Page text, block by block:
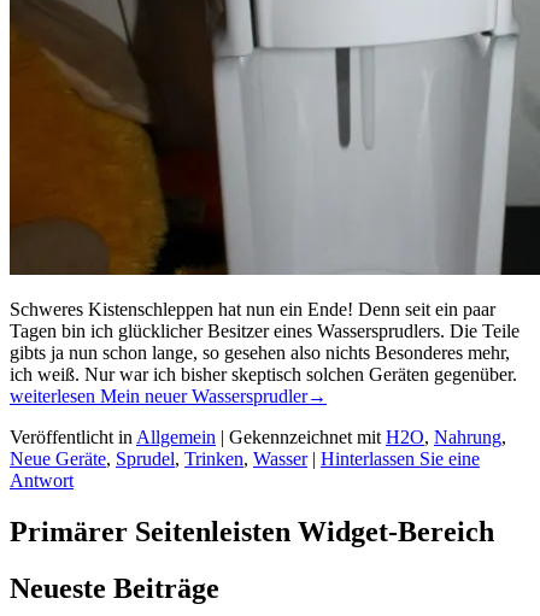
Schweres Kistenschleppen hat nun ein Ende! Denn seit ein paar
Tagen bin ich glücklicher Besitzer eines Wassersprudlers. Die Teile
gibts ja nun schon lange, so gesehen also nichts Besonderes mehr,
ich weiß. Nur war ich bisher skeptisch solchen Geräten gegenüber.
weiterlesen Mein neuer Wassersprudler→
Veröffentlicht in Allgemein | Gekennzeichnet mit H2O, Nahrung,
Neue Geräte, Sprudel, Trinken, Wasser | Hinterlassen Sie eine
Antwort
Primärer Seitenleisten Widget-Bereich
Neueste Beiträge